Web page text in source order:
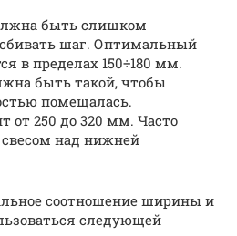
быть слишком
шаг. Оптимальный
в пределах 150÷180 мм.
быть такой, чтобы
помещалась.
от 250 до 320 мм. Часто
свесом над нижней
соотношение ширины и
следующей